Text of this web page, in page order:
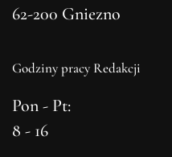
62-200 Gniezno
Godziny pracy Redakcji
Pon - Pt:
8 - 16